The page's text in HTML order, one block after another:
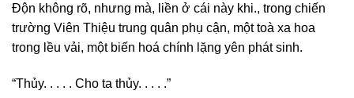
Độn không rõ, nhưng mà, liền ở cái này khi., trong chiến
trường Viên Thiệu trung quân phụ cận, một toà xa hoa
trong lều vải, một biến hoá chính lặng yên phát sinh.
“Thủy. . . . . Cho ta thủy. . . . .”